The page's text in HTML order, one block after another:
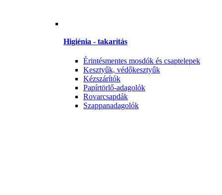
Higiénia - takarítás
Érintésmentes mosdók és csaptelepek
Kesztyűk, védőkesztyűk
Kézszárítók
Papírtörlő-adagolók
Rovarcsapdák
Szappanadagolók